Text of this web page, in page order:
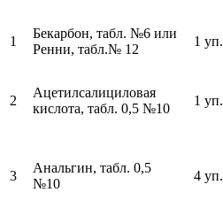
1
Бекарбон, табл. №6 или
Ренни, табл.№ 12
1 уп.
2
Ацетилсалициловая
кислота, табл. 0,5 №10
1 уп.
3
Анальгин, табл. 0,5
№10
4 уп.